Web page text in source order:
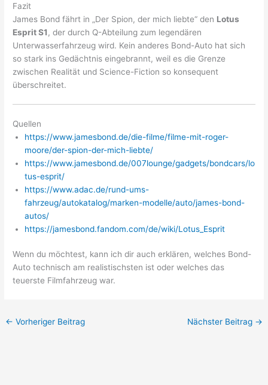
Fazit
James Bond fährt in „Der Spion, der mich liebte“ den Lotus
Esprit S1 , der durch Q-Abteilung zum legendären
Unterwasserfahrzeug wird. Kein anderes Bond-Auto hat sich
so stark ins Gedächtnis eingebrannt, weil es die Grenze
zwischen Realität und Science-Fiction so konsequent
überschreitet.
Quellen
https://www.jamesbond.de/die-filme/filme-mit-roger-
moore/der-spion-der-mich-liebte/
https://www.jamesbond.de/007lounge/gadgets/bondcars/lo
tus-esprit/
https://www.adac.de/rund-ums-
fahrzeug/autokatalog/marken-modelle/auto/james-bond-
autos/
https://jamesbond.fandom.com/de/wiki/Lotus_Esprit
Wenn du möchtest, kann ich dir auch erklären, welches Bond-
Auto technisch am realistischsten ist oder welches das
teuerste Filmfahrzeug war.
← Vorheriger Beitrag Nächster Beitrag →